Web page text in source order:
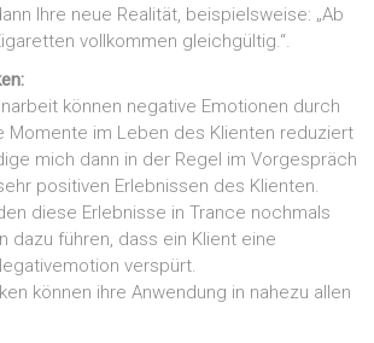
Ihre neue Realität, beispielsweise: „Ab
vollkommen gleichgültig.“.
können negative Emotionen durch
Momente im Leben des Klienten reduziert
mich dann in der Regel im Vorgespräch
positiven Erlebnissen des Klienten.
diese Erlebnisse in Trance nochmals
dazu führen, dass ein Klient eine
verspürt.
können ihre Anwendung in nahezu allen